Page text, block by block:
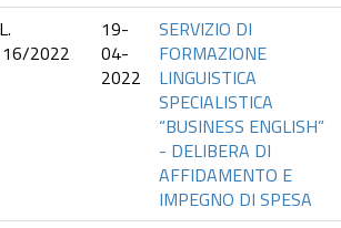
2022
19-
04-
2022
SERVIZIO DI
FORMAZIONE
LINGUISTICA
SPECIALISTICA
“BUSINESS ENGLISH”
- DELIBERA DI
AFFIDAMENTO E
IMPEGNO DI SPESA